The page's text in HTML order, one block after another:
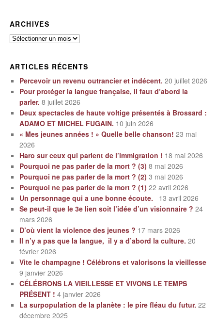
ARCHIVES
Archives
ARTICLES RÉCENTS
Percevoir un revenu outrancier et indécent. 20 juillet 2026
Pour protéger la langue française, il faut d’abord la
parler. 8 juillet 2026
Deux spectacles de haute voltige présentés à Brossard :
ADAMO ET MICHEL FUGAIN. 10 juin 2026
« Mes jeunes années ! » Quelle belle chanson! 23 mai
2026
Haro sur ceux qui parlent de l’immigration ! 18 mai 2026
Pourquoi ne pas parler de la mort ? (3) 8 mai 2026
Pourquoi ne pas parler de la mort ? (2) 3 mai 2026
Pourquoi ne pas parler de la mort ? (1) 22 avril 2026
Un personnage qui a une bonne écoute.
13 avril 2026
Se peut-il que le 3e lien soit l’idée d’un visionnaire ? 24
mars 2026
D’où vient la violence des jeunes ? 17 mars 2026
Il n’y a pas que la langue, il y a d’abord la culture. 20
février 2026
Vite le champagne ! Célébrons et valorisons la vieillesse
9 janvier 2026
CÉLÉBRONS LA VIEILLESSE ET VIVONS LE TEMPS
PRÉSENT ! 4 janvier 2026
La surpopulation de la planète : le pire fléau du futur. 22
décembre 2025